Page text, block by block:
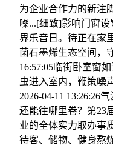
为企业合作力的新注
噪...[细致]影响门窗
界乐音日。待正在家
菌石墨烯生态空间，
16:57:05临街卧室窗
虫进入室内，鞭策噪
2026-04-11 13:26:26
还能往哪里卷？第23
业的全体实力取办事
待客、储物、健身熬